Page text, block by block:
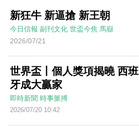
新狂牛 新逼搶 新王朝
今日信報 副刊文化 世盃今焦 馬嶽
2026/07/21
世界盃丨個人獎項揭曉 西班
牙成大贏家
即時新聞 時事脈搏
2026/07/20 10:42